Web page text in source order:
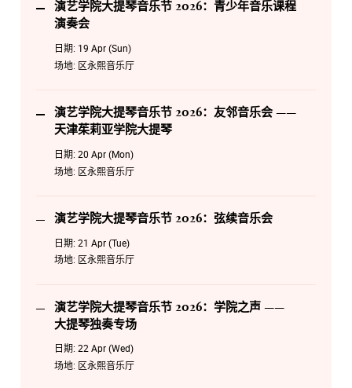
4月22日 星期三 19:30
学院之声 —— 大提琴独奏专场
4月24日 星期五19:30
演艺学院大提琴音乐节 2026：青少年音乐课程
演奏会
日期: 19 Apr (Sun)
场地: 区永熙音乐厅
演艺学院大提琴音乐节 2026：友邻音乐会 ——
天津茱莉亚学院大提琴
日期: 20 Apr (Mon)
场地: 区永熙音乐厅
演艺学院大提琴音乐节 2026：弦续音乐会
日期: 21 Apr (Tue)
场地: 区永熙音乐厅
演艺学院大提琴音乐节 2026：学院之声 ——
大提琴独奏专场
日期: 22 Apr (Wed)
场地: 区永熙音乐厅